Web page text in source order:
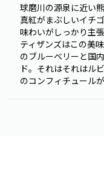
球磨川の源泉に近い
真紅がまぶしいイチ
味わいがしっかり主
ティザンズはこの美
のブルーベリーと国
ド。それはそれはル
のコンフィチュール